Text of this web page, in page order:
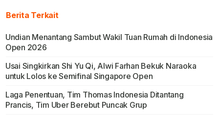
Berita Terkait
Undian Menantang Sambut Wakil Tuan Rumah di Indonesia
Open 2026
Usai Singkirkan Shi Yu Qi, Alwi Farhan Bekuk Naraoka
untuk Lolos ke Semifinal Singapore Open
Laga Penentuan, Tim Thomas Indonesia Ditantang
Prancis, Tim Uber Berebut Puncak Grup